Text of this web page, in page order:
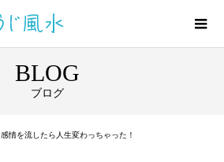
BLOG
ブログ
感情を流したら人生変わっちゃった！